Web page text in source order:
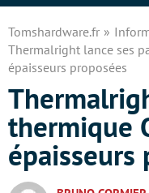
Tomshardware.fr
Thermalright lance ses
épaisseurs proposées
thermique
épaisseurs